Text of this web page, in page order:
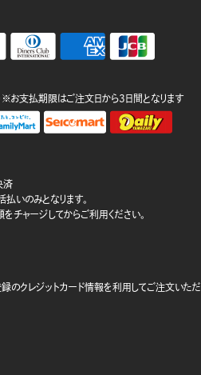
※お支払期限はご注文日から3日間となります
済
いのみとなります。
チャージしてからご利用ください。
クレジットカード情報を利用してご注文いただ